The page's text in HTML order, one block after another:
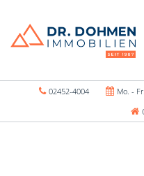
02452-4004 Mo. -